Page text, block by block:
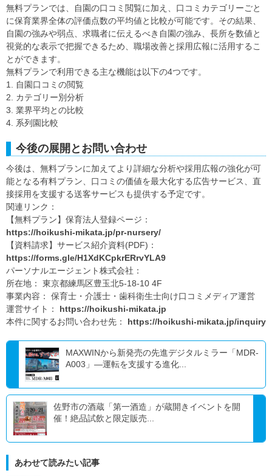
無料プランでは、自園の口コミ閲覧に加え、口コミカテゴリーごと
に保育業界全体の評価点数の平均値と比較が可能です。その結果、
自園の強みや弱点、求職者に伝えるべき自園の強み、長所を数値と
視覚的な表示で把握できるため、職場改善と採用広報に活用するこ
とができます。
無料プランで利用できる主な機能は以下の4つです。
1. 自園口コミの閲覧
2. カテゴリー別分析
3. 業界平均との比較
4. 系列園比較
今後の展開とお問い合わせ
今後は、無料プランに加えてより詳細な分析や採用広報の強化が可
能となる有料プラン、口コミの価値を最大化する広告サービス、直
接採用を支援する送客サービスも提供する予定です。
関連リンク：
【無料プラン】保育法人登録ページ：
https://hoikushi-mikata.jp/pr-nursery/
【資料請求】サービス紹介資料(PDF)：
https://forms.gle/H1XdKCpkrERrvYLA9
パーソナルエージェント株式会社：
所在地： 東京都練馬区豊玉北5-18-10 4F
事業内容： 保育士・介護士・歯科衛生士向け口コミメディア運営
運営サイト： https://hoikushi-mikata.jp
本件に関するお問い合わせ先： https://hoikushi-mikata.jp/inquiry
MAXWINから新発売の先進デジタルミラー「MDR-
A003」―運転を支援する進化...
佐野市の酒蔵「第一酒造」が蔵開きイベントを開
催！絶品試飲と限定販売...
あわせて読みたい記事